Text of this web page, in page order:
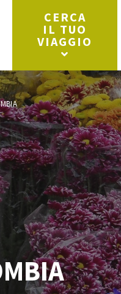
CERCA
IL TUO
VIAGGIO